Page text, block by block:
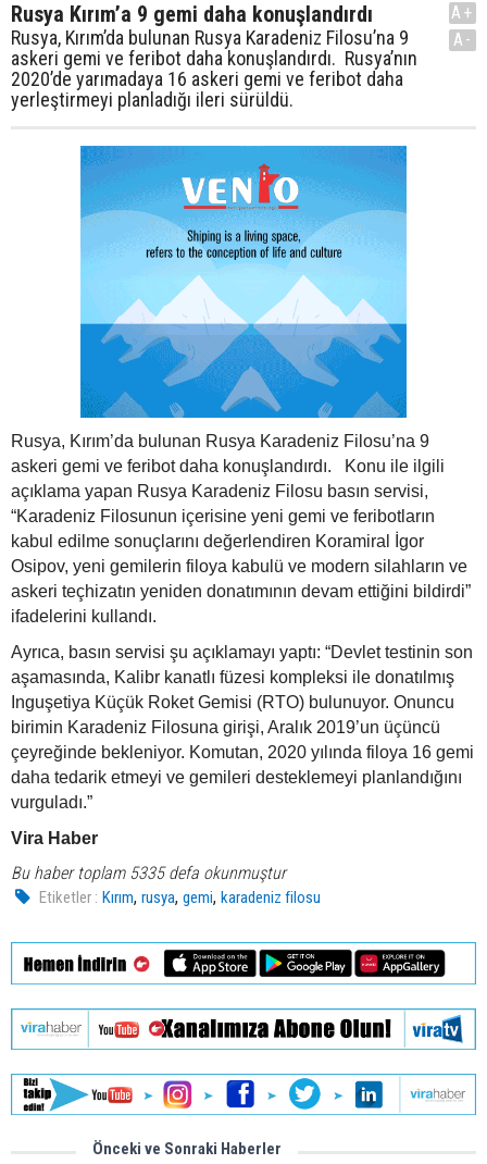
Rusya Kırım’a 9 gemi daha konuşlandırdı
Rusya, Kırım’da bulunan Rusya Karadeniz Filosu’na 9
askeri gemi ve feribot daha konuşlandırdı. Rusya’nın
2020’de yarımadaya 16 askeri gemi ve feribot daha
yerleştirmeyi planladığı ileri sürüldü.
A+
A-
Rusya, Kırım’da bulunan Rusya Karadeniz Filosu’na 9
askeri gemi ve feribot daha konuşlandırdı.
Konu ile ilgili
açıklama yapan Rusya Karadeniz Filosu basın servisi,
“Karadeniz Filosunun içerisine yeni gemi ve feribotların
kabul edilme sonuçlarını değerlendiren Koramiral İgor
Osipov, yeni gemilerin filoya kabulü ve modern silahların ve
askeri teçhizatın yeniden donatımının devam ettiğini bildirdi”
ifadelerini kullandı.
Ayrıca, basın servisi şu açıklamayı yaptı: “Devlet testinin son
aşamasında, Kalibr kanatlı füzesi kompleksi ile donatılmış
Inguşetiya Küçük Roket Gemisi (RTO) bulunuyor. Onuncu
birimin Karadeniz Filosuna girişi, Aralık 2019’un üçüncü
çeyreğinde bekleniyor. Komutan, 2020 yılında filoya 16 gemi
daha tedarik etmeyi ve gemileri desteklemeyi planlandığını
vurguladı.”
Vira Haber
Bu haber toplam 5335 defa okunmuştur
Etiketler : Kırım,rusya,gemi,karadeniz filosu
Önceki ve Sonraki Haberler